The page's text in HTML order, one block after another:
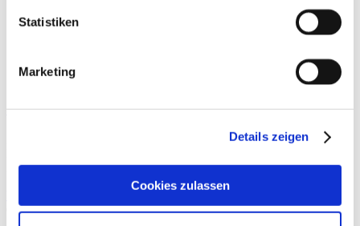
Statistiken
Marketing
Details zeigen
Cookies zulassen
Sarkopenie
Die Deutschen altern: Derzeit sind 16 Millionen der 83 Millionen
Zahl der über 67-jährigen